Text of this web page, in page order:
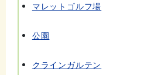
マレットゴルフ場
公園
クラインガルテン